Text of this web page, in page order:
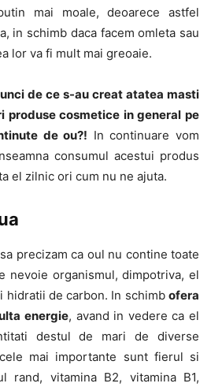
mai moale, deoarece astfel
in schimb daca facem omleta sau
lor va fi mult mai greoaie.
de ce s-au creat atatea masti
produse cosmetice in general pe
de ou?! In continuare vom
consumul acestui produs
el zilnic ori cum nu ne ajuta.
precizam ca oul nu contine toate
nevoie organismul, dimpotriva, el
hidratii de carbon. In schimb ofera
energie, avand in vedere ca el
destul de mari de diverse
mai importante sunt fierul si
vitamina B2, vitamina B1,